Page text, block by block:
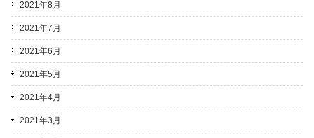
2021年8月
2021年7月
2021年6月
2021年5月
2021年4月
2021年3月